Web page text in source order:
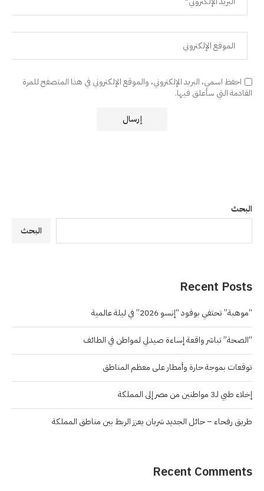
احفظ اسمي، البريد الإلكتروني، والموقع الإلكتروني في هذا المتصفح للمرة
القادمة التي سأعلق فيها.
البحث
البحث
Recent Posts
“موهبة” تحتفي بوفود “إنسو 2026” في ليلة عالمية
“الصحة” تباشر واقعة إساءة صيدلي لمواطن في الطائف
توقعات بموجة حارة وأمطار على معظم المناطق
إخلاء طبي لـ3 مواطنين من مصر إلى المملكة
طريق رفحاء – حائل الجديد شريان يعزز الربط بين مناطق المملكة
Recent Comments